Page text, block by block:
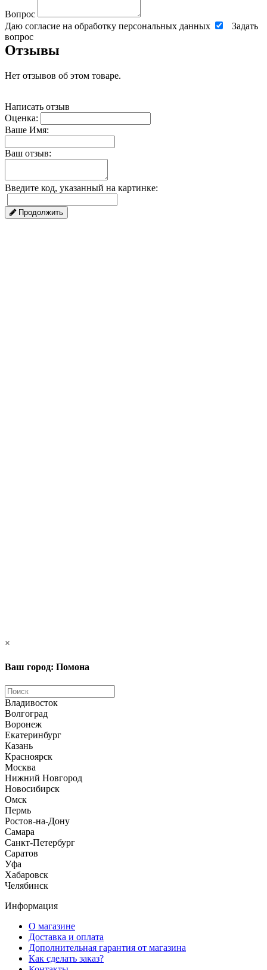
Вопрос
Даю согласие на обработку персональных данных
Задать
вопрос
Отзывы
Нет отзывов об этом товаре.
Написать отзыв
Оценка:
Ваше Имя:
Ваш отзыв:
Введите код, указанный на картинке:
Продолжить
×
Ваш город: Помона
Владивосток
Волгоград
Воронеж
Екатеринбург
Казань
Красноярск
Москва
Нижний Новгород
Новосибирск
Омск
Пермь
Ростов-на-Дону
Самара
Санкт-Петербург
Саратов
Уфа
Хабаровск
Челябинск
Информация
О магазине
Доставка и оплата
Дополнительная гарантия от магазина
Как сделать заказ?